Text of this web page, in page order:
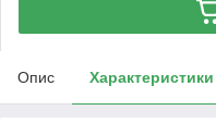
Опис Характеристики